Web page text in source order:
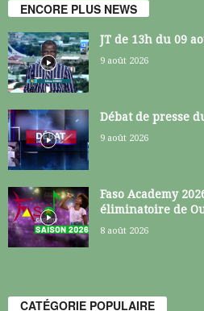
ENCORE PLUS NEWS
JT de 13h du 09
9 août 2026
Débat de presse
9 août 2026
Faso Academy
éliminatoire de
8 août 2026
CATÉGORIE POPULAIRE